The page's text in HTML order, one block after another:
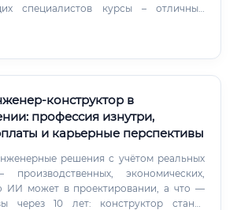
специалистов курсы – отличный
новые направления (эко-дизайн,
конструктор в
профессия изнутри,
и карьерные перспективы
решения с учётом реальных
экономических,
ИИ может в проектировании, а что —